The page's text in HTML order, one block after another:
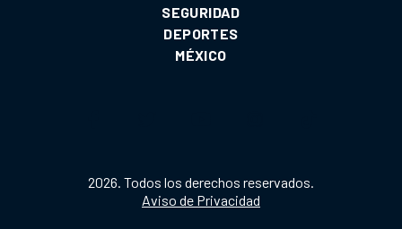
SEGURIDAD
DEPORTES
MÉXICO
2026. Todos los derechos reservados.
Aviso de Privacidad